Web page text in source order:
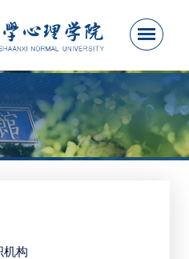
机构